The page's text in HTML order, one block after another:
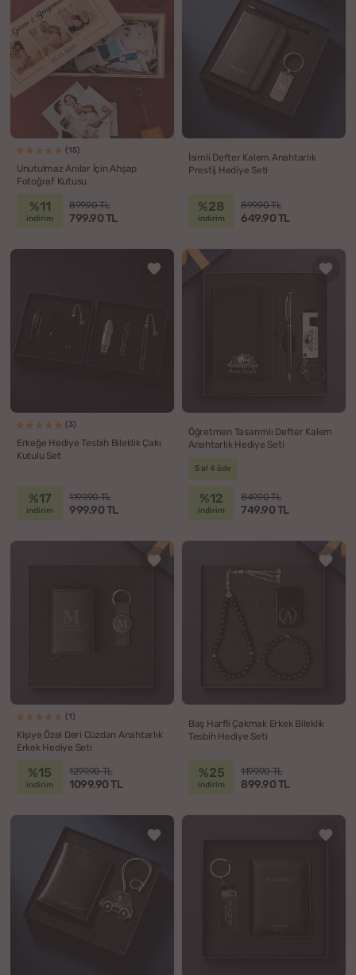
(15)
Unutulmaz Anılar İçin Ahşap
Fotoğraf Kutusu
%11
indirim
899.90 TL
799.90 TL
İsimli Defter Kalem Anahtarlık
Prestij Hediye Seti
%28
indirim
899.90 TL
649.90 TL
(3)
Erkeğe Hediye Tesbih Bileklik Çakı
Kutulu Set
%17
indirim
1199.90 TL
999.90 TL
Öğretmen Tasarımlı Defter Kalem
Anahtarlık Hediye Seti
5 al 4 öde
%12
indirim
849.90 TL
749.90 TL
(1)
Kişiye Özel Deri Cüzdan Anahtarlık
Erkek Hediye Seti
%15
indirim
1299.90 TL
1099.90 TL
Baş Harfli Çakmak Erkek Bileklik
Tesbih Hediye Seti
%25
indirim
1199.90 TL
899.90 TL